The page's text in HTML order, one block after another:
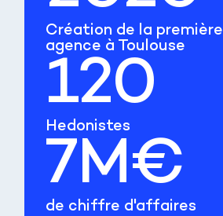
Création de la première
agence à Toulouse
120
Hedonistes
7M€
de chiffre d'affaires